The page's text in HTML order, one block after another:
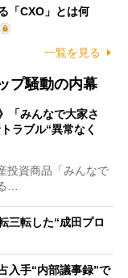
「CXO」とは何
一覧を見る
プ騒動の内幕
「みんなで大家さ
ラブル“異常なく
投資商品「みんなで
…
三転した“成田プロ
入手“内部議事録”で